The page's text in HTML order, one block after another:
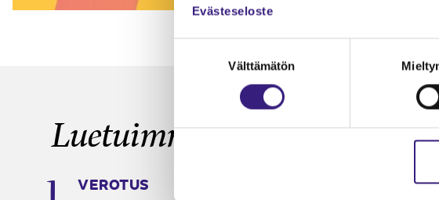
Evästeseloste
Välttämätön
Luetuimmat
VEROTUS